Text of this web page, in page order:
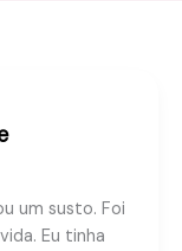
um susto. Foi
Eu tinha